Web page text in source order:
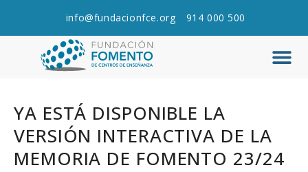
info@fundacionfce.org 914 000 500
YA ESTÁ DISPONIBLE LA
VERSIÓN INTERACTIVA DE LA
MEMORIA DE FOMENTO 23/24